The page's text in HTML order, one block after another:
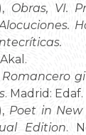
Obras, VI.
Romancero
. Madrid: Edaf.
Poet in
Edition.